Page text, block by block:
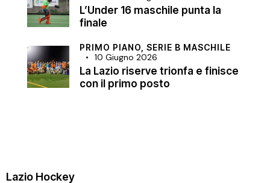
L’Under 16 maschile punta la
finale
PRIMO PIANO, SERIE B MASCHILE
10 Giugno 2026
La Lazio riserve trionfa e finisce
con il primo posto
Lazio Hockey